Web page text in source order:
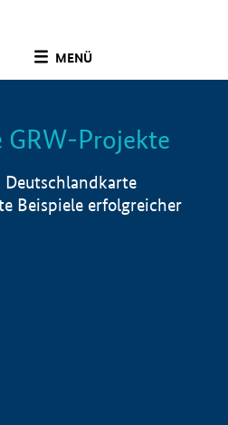
MENÜ
Info
GRW-Projekte
Beispiele erfolgreicher